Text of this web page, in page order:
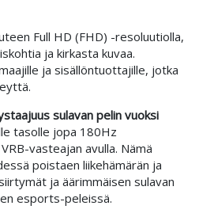
Full HD (FHD) -resoluutiolla,
ja kirkasta kuvaa.
ja sisällöntuottajille, jotka
sulavan pelin vuoksi
tasolle jopa 180Hz
vasteajan avulla. Nämä
poistaen liikehämärän ja
ja äärimmäisen sulavan
esports-peleissä.